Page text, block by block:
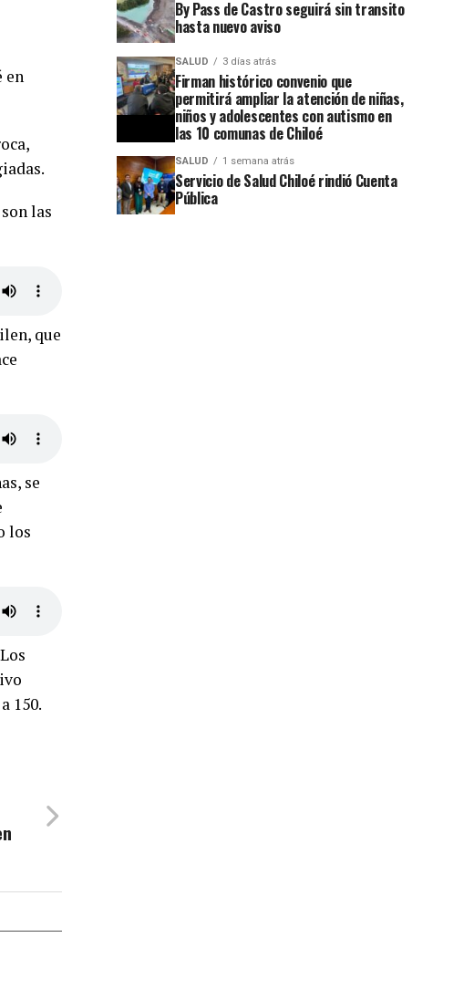
en
las
que
se
los
150.
By Pass de Castro seguirá sin transito
hasta nuevo aviso
SALUD 3 días atrás
Firman histórico convenio que
permitirá ampliar la atención de niñas,
niños y adolescentes con autismo en
las 10 comunas de Chiloé
SALUD 1 semana atrás
Servicio de Salud Chiloé rindió Cuenta
Pública